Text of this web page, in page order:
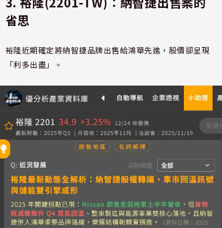
省思
裕隆近期確定將納智捷品牌出售給鴻華先進，股價卻呈現
「利多出盡」。